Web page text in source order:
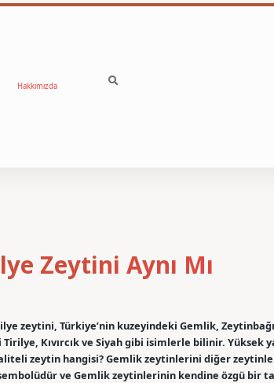
Hakkımızda
Zeytini Aynı Mı
zeytini, Türkiye’nin kuzeyindeki Gemlik,
Kıvırcık ve Siyah gibi isimlerle bilinir. Yüksek
zeytin hangisi? Gemlik zeytinlerini diğer
ve Gemlik zeytinlerinin kendine özgü bir